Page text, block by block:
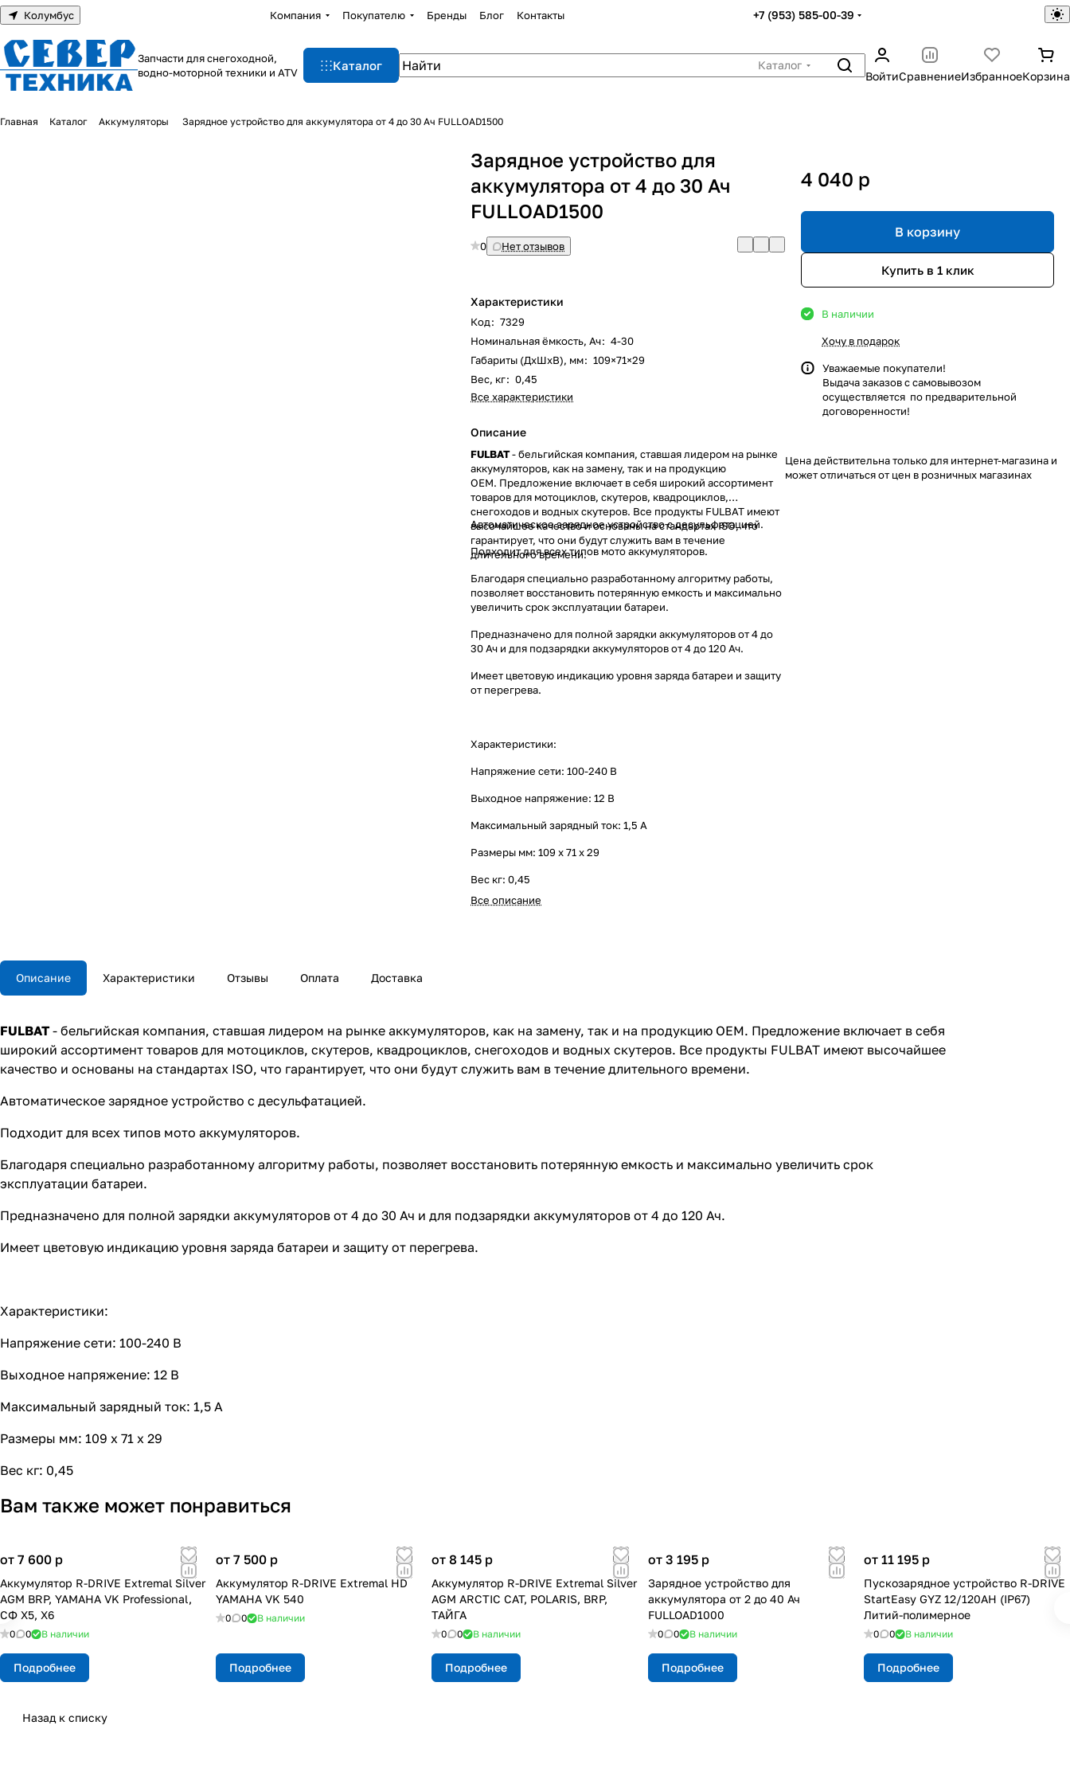
Колумбус Компания Покупателю Бренды Блог Контакты +7 (953) 585-00-39
Запчасти для снегоходной,
водно-моторной техники и ATV
Каталог
Каталог
ВойтиСравнениеИзбранноеКорзина
Главная Каталог Аккумуляторы Зарядное устройство для аккумулятора от 4 до 30 Ач FULLOAD1500
Зарядное устройство для
аккумулятора от 4 до 30 Ач
FULLOAD1500
0 Нет отзывов
Характеристики
Код: 7329
Номинальная ёмкость, Ач: 4-30
Габариты (ДхШхВ), мм: 109×71×29
Вес, кг: 0,45
Все характеристики
Описание
FULBAT- бельгийская компания, ставшая лидером на рынке
аккумуляторов, как на замену, так и на продукцию
OEM. Предложение включает в себя широкий ассортимент
товаров для мотоциклов, скутеров, квадроциклов,
снегоходов и водных скутеров. Все продукты FULBAT имеют
высочайшее качество и основаны на стандартах ISO, что
гарантирует, что они будут служить вам в течение
длительного времени.
Автоматическое зарядное устройство с десульфатацией.
Подходит для всех типов мото аккумуляторов.
Благодаря специально разработанному алгоритму работы,
позволяет восстановить потерянную емкость и максимально
увеличить срок эксплуатации батареи.
Предназначено для полной зарядки аккумуляторов от 4 до
30 Ач и для подзарядки аккумуляторов от 4 до 120 Ач.
Имеет цветовую индикацию уровня заряда батареи и защиту
от перегрева.
Характеристики:
Напряжение сети: 100-240 В
Выходное напряжение: 12 В
Максимальный зарядный ток: 1,5 А
Размеры мм: 109 х 71 х 29
Вес кг: 0,45
Все описание
4 040 p
В корзину
Купить в 1 клик
В наличии
Хочу в подарок
Уважаемые покупатели!
Выдача заказов с самовывозом
осуществляется по предварительной
договоренности!
Цена действительна только для интернет-магазина и
может отличаться от цен в розничных магазинах
Описание Характеристики Отзывы Оплата Доставка
FULBAT - бельгийская компания, ставшая лидером на рынке аккумуляторов, как на замену, так и на продукцию OEM. Предложение включает в себя
широкий ассортимент товаров для мотоциклов, скутеров, квадроциклов, снегоходов и водных скутеров. Все продукты FULBAT имеют высочайшее
качество и основаны на стандартах ISO, что гарантирует, что они будут служить вам в течение длительного времени.
Автоматическое зарядное устройство с десульфатацией.
Подходит для всех типов мото аккумуляторов.
Благодаря специально разработанному алгоритму работы, позволяет восстановить потерянную емкость и максимально увеличить срок
эксплуатации батареи.
Предназначено для полной зарядки аккумуляторов от 4 до 30 Ач и для подзарядки аккумуляторов от 4 до 120 Ач.
Имеет цветовую индикацию уровня заряда батареи и защиту от перегрева.
Характеристики:
Напряжение сети: 100-240 В
Выходное напряжение: 12 В
Максимальный зарядный ток: 1,5 А
Размеры мм: 109 х 71 х 29
Вес кг: 0,45
Вам также может понравиться
от 7 600 p
Аккумулятор R-DRIVE Extremal Silver
AGM BRP, YAMAHA VK Professional,
СФ X5, X6
0 0 В наличии
Подробнее
от 7 500 p
Аккумулятор R-DRIVE Extremal HD
YAMAHA VK 540
0 0 В наличии
Подробнее
от 8 145 p
Аккумулятор R-DRIVE Extremal Silver
AGM ARCTIC CAT, POLARIS, BRP,
ТАЙГА
0 0 В наличии
Подробнее
от 3 195 p
Зарядное устройство для
аккумулятора от 2 до 40 Ач
FULLOAD1000
0 0 В наличии
Подробнее
от 11 195 p
Пускозарядное устройство R-DRIVE
StartEasy GYZ 12/120AH (IP67)
Литий-полимерное
0 0 В наличии
Подробнее
Назад к списку